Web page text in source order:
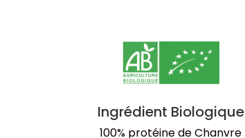
Ingrédient Biologique
100% protéine de Chanvre